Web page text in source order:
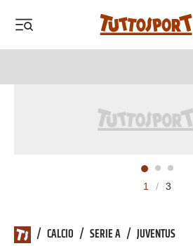
1 / 3
/ CALCIO / SERIE A / JUVENTUS